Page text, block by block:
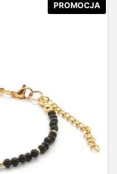
PROMOCJA